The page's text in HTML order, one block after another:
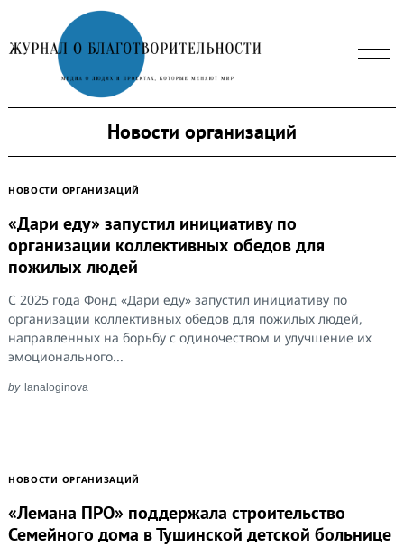
to
content
Новости организаций
НОВОСТИ ОРГАНИЗАЦИЙ
«Дари еду» запустил инициативу по
организации коллективных обедов для
пожилых людей
С 2025 года Фонд «Дари еду» запустил инициативу по
организации коллективных обедов для пожилых людей,
направленных на борьбу с одиночеством и улучшение их
эмоционального...
by lanaloginova
НОВОСТИ ОРГАНИЗАЦИЙ
«Лемана ПРО» поддержала строительство
Семейного дома в Тушинской детской больнице